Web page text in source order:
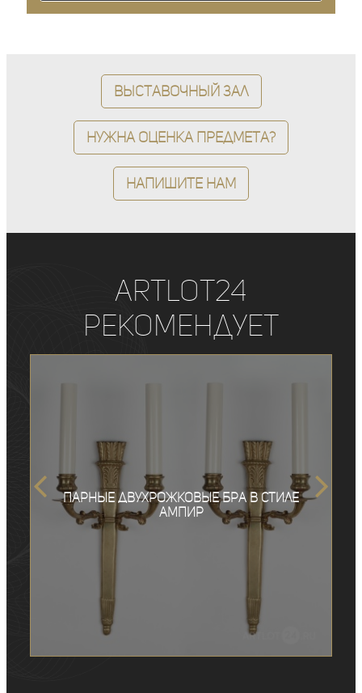
Выставочный зал
Нужна оценка предмета?
Напишите нам
ArtLot24
рекомендует
Парные двухрожковые бра в стиле
ампир